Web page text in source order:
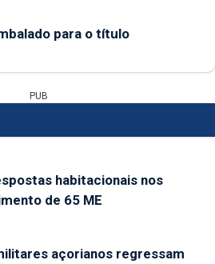
para o título
PUB
habitacionais nos
de 65 ME
açorianos regressam